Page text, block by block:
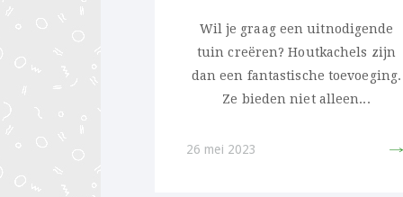
Wil je graag een uitnodigende
tuin creëren? Houtkachels zijn
dan een fantastische toevoeging.
Ze bieden niet alleen...
26 mei 2023